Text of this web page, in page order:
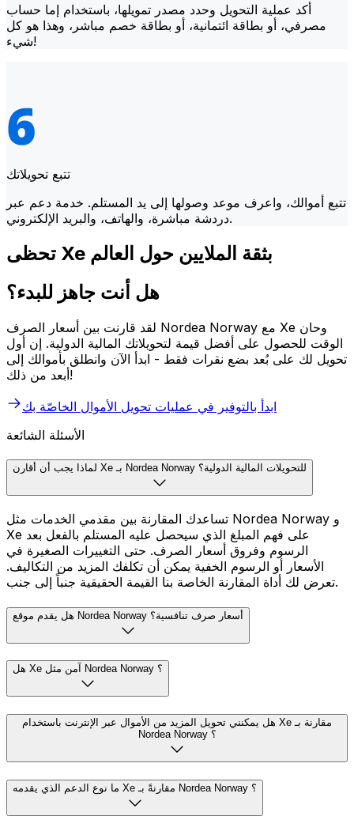
أكد عملية التحويل وحدد مصدر تمويلها، باستخدام إما حساب
مصرفي، أو بطاقة ائتمانية، أو بطاقة خصم مباشر، وهذا هو كل
شيء!
تتبع تحويلاتك
تتبع أموالك، واعرف موعد وصولها إلى يد المستلم. خدمة دعم عبر
دردشة مباشرة، والهاتف، والبريد الإلكتروني.
تحظى Xe بثقة الملايين حول العالم
هل أنت جاهز للبدء؟
لقد قارنت بين أسعار الصرف Nordea Norway مع Xe وحان
الوقت للحصول على أفضل قيمة لتحويلاتك المالية الدولية. إن أول
تحويل لك على بُعد بضع نقرات فقط - ابدأ الآن وانطلق بأموالك إلى
أبعد من ذلك!
ابدأ بالتوفير في عمليات تحويل الأموال الخاصّة بك
الأسئلة الشائعة
لماذا يجب أن أقارن Xe بـ Nordea Norway للتحويلات المالية الدولية؟
تساعدك المقارنة بين مقدمي الخدمات مثل Nordea Norway و
Xe على فهم المبلغ الذي سيحصل عليه المستلم بالفعل بعد
الرسوم وفروق أسعار الصرف. حتى التغييرات الصغيرة في
الأسعار أو الرسوم الخفية يمكن أن تكلفك المزيد من التكاليف.
تعرض لك أداة المقارنة الخاصة بنا القيمة الحقيقية جنباً إلى جنب.
هل يقدم موقع Nordea Norway أسعار صرف تنافسية؟
هل Xe آمن مثل Nordea Norway ؟
هل يمكنني تحويل المزيد من الأموال عبر الإنترنت باستخدام Xe مقارنة بـ
Nordea Norway ؟
ما نوع الدعم الذي يقدمه Xe مقارنةً بـ Nordea Norway ؟